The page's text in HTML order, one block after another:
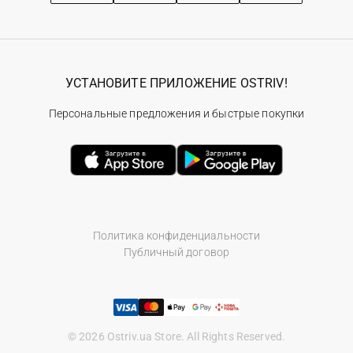
Политика конфиденциальности
Публичный договор
© 2026 Ostriv.ua Store. All Rights Reserved.
УСТАНОВИТЕ ПРИЛОЖЕНИЕ OSTRIV!
Персональные предложения и быстрые покупки